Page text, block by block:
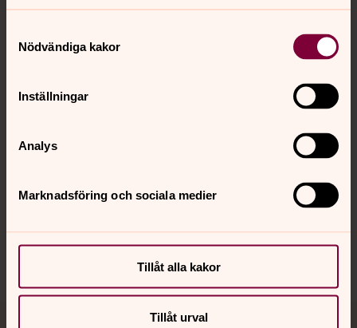
Nödvändiga kakor
Inställningar
Analys
Marknadsföring och sociala medier
Tillåt alla kakor
Tillåt urval
Kalender
Hitta snabbt